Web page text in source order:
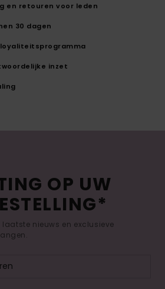
en retouren voor leden
30 dagen
inzet
OP UW
nieuws en exclusieve